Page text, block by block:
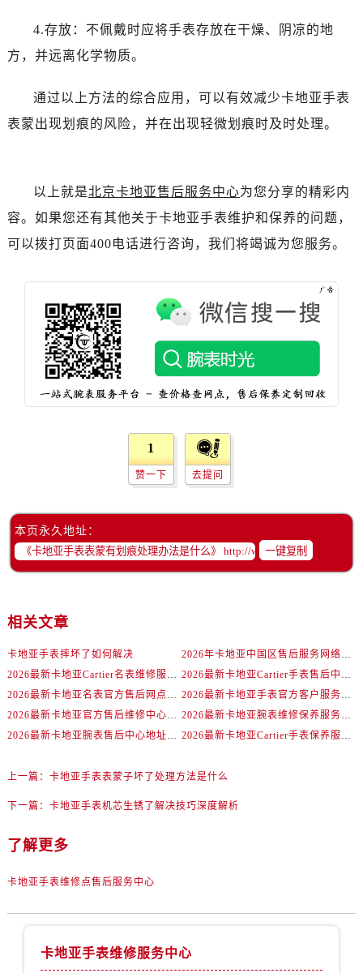
4.存放：不佩戴时应将手表存放在干燥、阴凉的地
方，并远离化学物质。
通过以上方法的综合应用，可以有效减少卡地亚手表
表蒙出现划痕的风险，并在出现轻微划痕时及时处理。
以上就是北京卡地亚售后服务中心为您分享的精彩内
容。如果您还有其他关于卡地亚手表维护和保养的问题，
可以拨打页面400电话进行咨询，我们将竭诚为您服务。
1
赞一下 去提问
本页永久地址：
一键复制
相关文章
卡地亚手表摔坏了如何解决
2026年卡地亚中国区售后服务网络焕新升级公告（最新电话及地址）
2026最新卡地亚Cartier名表维修服务中心地址实地探访报告
2026最新卡地亚Cartier手表售后中心地址实地探访报告
2026最新卡地亚名表官方售后网点地址考察报告
2026最新卡地亚手表官方客户服务点地址调研报告
2026最新卡地亚官方售后维修中心地址考察报告
2026最新卡地亚腕表维修保养服务点地址实地探访报告
2026最新卡地亚腕表售后中心地址考察报告
2026最新卡地亚Cartier手表保养服务网点地址调研报告
上一篇： 卡地亚手表表蒙子坏了处理方法是什么
下一篇： 卡地亚手表机芯生锈了解决技巧深度解析
了解更多
卡地亚手表维修点售后服务中心
卡地亚手表维修服务中心